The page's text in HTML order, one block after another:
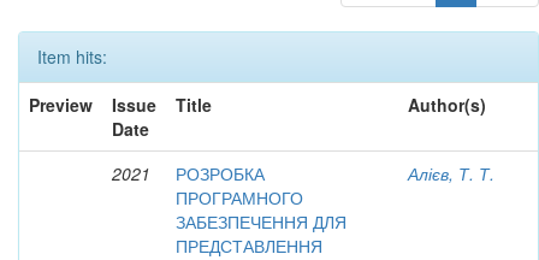
Item hits:
Preview
Issue
Date
Title Author(s)
2021
РОЗРОБКА
ПРОГРАМНОГО
ЗАБЕЗПЕЧЕННЯ ДЛЯ
ПРЕДСТАВЛЕННЯ
Алієв, Т. Т.